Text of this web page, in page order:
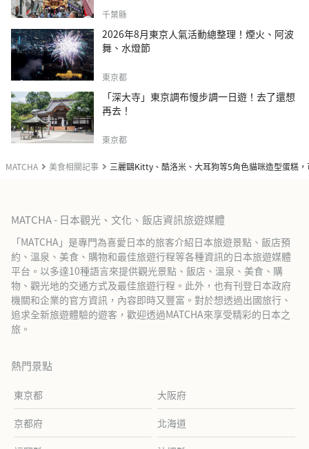
MATCHA 美食相關記事 三麗鷗Kitty、酷洛米、大耳狗等5角色貓咪造型蛋糕
千葉縣
2026年8月東京人氣活動總整理！煙火、阿波
舞、水燈節
東京都
「深大寺」東京調布慢步調一日遊！去了還想
再去！
東京都
MATCHA - 日本觀光、文化、飯店資訊旅遊媒體
「MATCHA」是專門為喜愛日本的旅客介紹日本旅遊景點、飯店預
約、溫泉、美食、購物和最佳旅遊行程等各種資訊的日本旅遊媒體
平台。以多達10種語言來提供觀光景點、飯店、溫泉、美食、購
物、觀光地的交通方式及最佳旅遊行程。此外，也有刊登日本政府
機關和企業的官方資訊，內容即時又豐富。對於想透過出國旅行、
追求全新旅遊體驗的遊客，歡迎透過MATCHA來享受精彩的日本之
旅。
熱門景點
東京都 大阪府
京都府 北海道